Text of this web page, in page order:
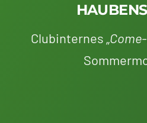
Clubinternes „